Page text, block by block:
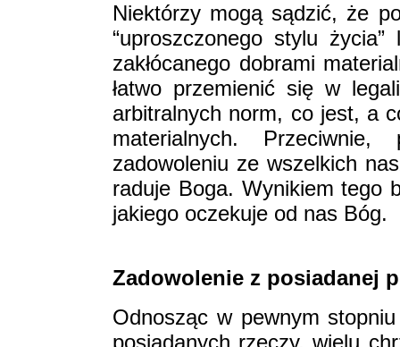
Niektórzy mogą sądzić, że
“uproszczonego stylu
zakłócanego dobrami
łatwo przemienić się w
arbitralnych norm, co jest, a
materialnych.
zadowoleniu ze wszelkich
raduje Boga. Wynikiem tego
jakiego oczekuje od nas Bóg.
Zadowolenie z posiadanej
Odnosząc w pewnym